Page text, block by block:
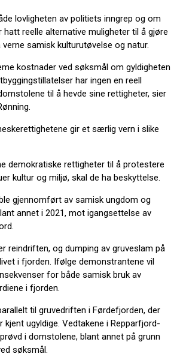
lovligheten av politiets inngrep og om
reelle alternative muligheter til å gjøre
samisk kulturutøvelse og natur.
kostnader ved søksmål om gyldigheten
har ingen en reell
til å hevde sine rettigheter, sier
gir et særlig vern i slike
demokratiske rettigheter til å protestere
kultur og miljø, skal de ha beskyttelse.
gjennomført av samisk ungdom og
annet i 2021, mot igangsettelse av
reindriften, og dumping av gruveslam på
i fjorden. Ifølge demonstrantene vil
for både samisk bruk av
i fjorden.
til gruvedriften i Førdefjorden, der
kjent ugyldige. Vedtakene i Repparfjord-
i domstolene, blant annet på grunn
søksmål.